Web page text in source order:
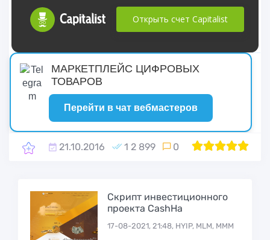
Открыть счет Capitalist
МАРКЕТПЛЕЙС ЦИФРОВЫХ
ТОВАРОВ
Перейти в чат вебмастеров
21.10.2016 1 2 899 0 100
1 2 3 4 5
Скрипт инвестиционного
проекта CashHa
17-08-2021, 21:48, HYIP, MLM, МММ